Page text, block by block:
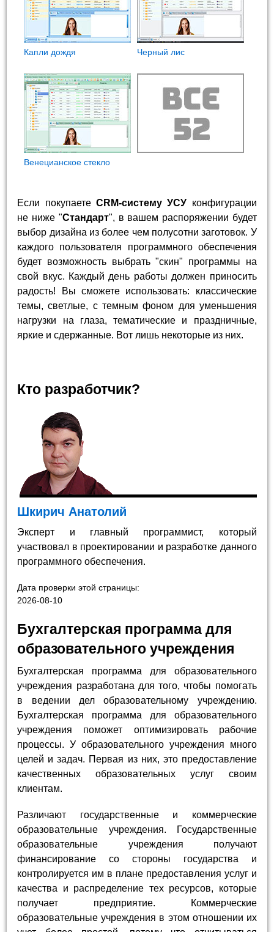
Капли дождя Черный лис
Венецианское стекло
Если покупаете CRM-систему УСУ конфигурации
не ниже "Стандарт", в вашем распоряжении будет
выбор дизайна из более чем полусотни заготовок. У
каждого пользователя программного обеспечения
будет возможность выбрать "скин" программы на
свой вкус. Каждый день работы должен приносить
радость! Вы сможете использовать: классические
темы, светлые, с темным фоном для уменьшения
нагрузки на глаза, тематические и праздничные,
яркие и сдержанные. Вот лишь некоторые из них.
Кто разработчик?
Шкирич Анатолий
Эксперт и главный программист, который
участвовал в проектировании и разработке данного
программного обеспечения.
Дата проверки этой страницы:
2026-08-10
Бухгалтерская программа для
образовательного учреждения
Бухгалтерская программа для образовательного
учреждения разработана для того, чтобы помогать
в ведении дел образовательному учреждению.
Бухгалтерская программа для образовательного
учреждения поможет оптимизировать рабочие
процессы. У образовательного учреждения много
целей и задач. Первая из них, это предоставление
качественных образовательных услуг своим
клиентам.
Различают государственные и коммерческие
образовательные учреждения. Государственные
образовательные учреждения получают
финансирование со стороны государства и
контролируется им в плане предоставления услуг и
качества и распределение тех ресурсов, которые
получает предприятие. Коммерческие
образовательные учреждения в этом отношении их